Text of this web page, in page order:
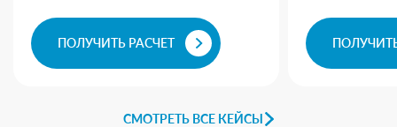
СМОТРЕТЬ ВСЕ КЕЙСЫ
ПОЛУЧИТЬ РАСЧЕТ